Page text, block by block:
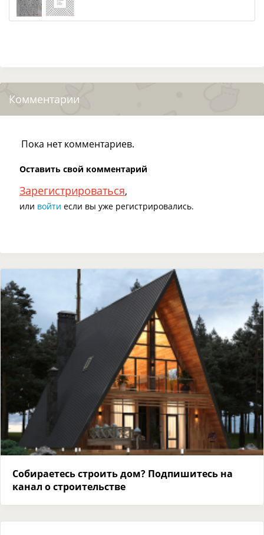
Комментарии
Пока нет комментариев.
Оставить свой комментарий
Зарегистрироваться,
или войти если вы уже регистрировались.
Собираетесь строить дом? Подпишитесь на
канал о строительстве